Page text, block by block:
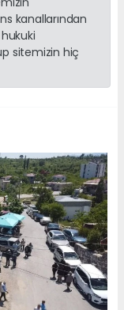
kanallarından
sitemizin hiç